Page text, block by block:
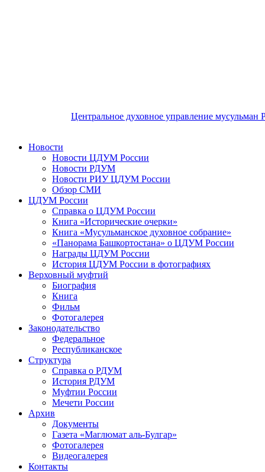
Центральное духовное управление мусульман
Новости
Новости ЦДУМ России
Новости РДУМ
Новости РИУ ЦДУМ России
Обзор СМИ
ЦДУМ России
Справка о ЦДУМ России
Книга «Исторические очерки»
Книга «Мусульманское духовное собрание»
«Панорама Башкортостана» о ЦДУМ России
Награды ЦДУМ России
История ЦДУМ России в фотографиях
Верховный муфтий
Биография
Книга
Фильм
Фотогалерея
Законодательство
Федеральное
Республиканское
Структура
Справка о РДУМ
История РДУМ
Муфтии России
Мечети России
Архив
Документы
Газета «Маглюмат аль-Булгар»
Фотогалерея
Видеогалерея
Контакты